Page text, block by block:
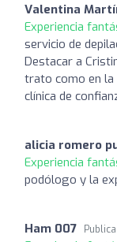
Valentina
Experiencia
servicio de
Destacar a
trato como en la
clínica de
alicia romero
Experiencia
podólogo y la
Ham 007